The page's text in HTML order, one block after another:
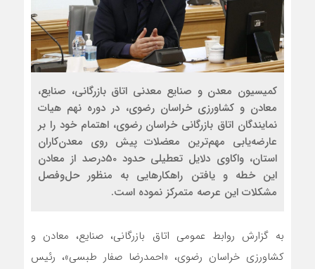
کمیسیون معدن و صنایع معدنی اتاق بازرگانی، صنایع،
معادن و کشاورزی خراسان رضوی، در دوره نهم هیات
نمایندگان اتاق بازرگانی خراسان رضوی، اهتمام خود را بر
عارضه‌یابی مهم‌ترین معضلات پیش روی معدن‌کاران
استان، واکاوی دلایل تعطیلی حدود 50درصد از معادن
این خطه و یافتن راهکارهایی به منظور حل‌وفصل
مشکلات این عرصه متمرکز نموده است.
به گزارش روابط عمومی اتاق بازرگانی، صنایع، معادن و
کشاورزی خراسان رضوی، «احمدرضا صفار طبسی»، رئیس